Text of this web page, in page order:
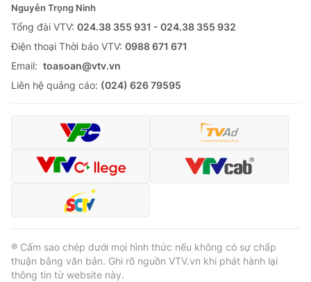
Nguyễn Trọng Ninh
Tổng đài VTV: 024.38 355 931 - 024.38 355 932
Ðiện thoại Thời báo VTV: 0988 671 671
Email: toasoan@vtv.vn
Liên hệ quảng cáo: (024) 626 79595
® Cấm sao chép dưới mọi hình thức nếu không có sự chấp
thuận bằng văn bản. Ghi rõ nguồn VTV.vn khi phát hành lại
thông tin từ website này.